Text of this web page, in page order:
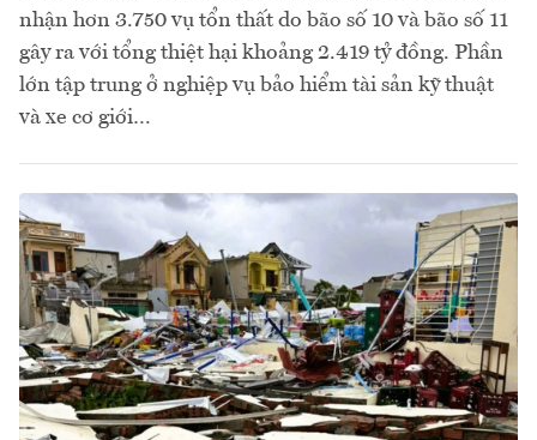
nhận hơn 3.750 vụ tổn thất do bão số 10 và bão số 11
gây ra với tổng thiệt hại khoảng 2.419 tỷ đồng. Phần
lớn tập trung ở nghiệp vụ bảo hiểm tài sản kỹ thuật
và xe cơ giới…